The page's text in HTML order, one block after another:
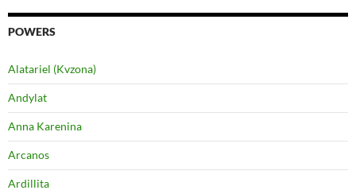
POWERS
Alatariel (Kvzona)
Andylat
Anna Karenina
Arcanos
Ardillita